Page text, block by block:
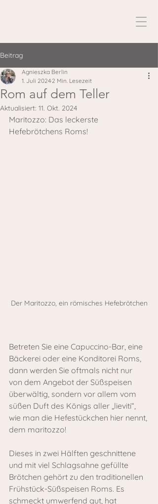
Beitrag
Rom auf dem Teller
Agnieszka Berlin
1. Juli 2024 2 Min. Lesezeit
Aktualisiert: 11. Okt. 2024
Maritozzo: Das leckerste
Hefebrötchens Roms!
Der Maritozzo, ein römisches Hefebrötchen
Betreten Sie eine Capuccino-Bar, eine
Bäckerei oder eine Konditorei Roms,
dann werden Sie oftmals nicht nur
von dem Angebot der Süßspeisen
überwältig, sondern vor allem vom
süßen Duft des Königs aller „lieviti“,
wie man die Hefestückchen hier nennt,
dem maritozzo!
Dieses in zwei Hälften geschnittene
und mit viel Schlagsahne gefüllte
Brötchen gehört zu den traditionellen
Frühstück-Süßspeisen Roms. Es
schmeckt umwerfend gut, hat